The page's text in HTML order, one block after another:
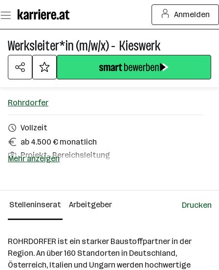
Seiteninhalt
springen
Anmelden
Werksleiter*in (m/w/x) - Kieswerk
Rohrdorfer
Vollzeit
ab 4.500 € monatlich
Projekt-, Bereichsleitung
Über das Unternehmen
501 - 2500 Mitarbeiter*innen
Mehr anzeigen
Stelleninserat Arbeitgeber Drucken
ROHRDORFER ist ein starker Baustoffpartner in der
Region. An über 160 Standorten in Deutschland,
Österreich, Italien und Ungarn werden hochwertige